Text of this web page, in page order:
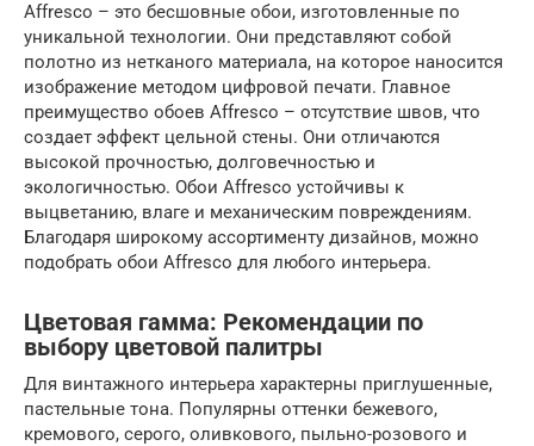
Affresco – это бесшовные обои, изготовленные по
уникальной технологии. Они представляют собой
полотно из нетканого материала, на которое наносится
изображение методом цифровой печати. Главное
преимущество обоев Affresco – отсутствие швов, что
создает эффект цельной стены. Они отличаются
высокой прочностью, долговечностью и
экологичностью. Обои Affresco устойчивы к
выцветанию, влаге и механическим повреждениям.
Благодаря широкому ассортименту дизайнов, можно
подобрать обои Affresco для любого интерьера.
Цветовая гамма: Рекомендации по
выбору цветовой палитры
Для винтажного интерьера характерны приглушенные,
пастельные тона. Популярны оттенки бежевого,
кремового, серого, оливкового, пыльно-розового и